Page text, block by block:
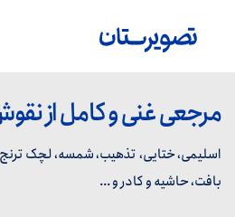
مرجعی غنی و کامل از
اسلیمی، ختایی، تذهیب، شمسه، لچک
بافت، حاشیه و کادر و ...